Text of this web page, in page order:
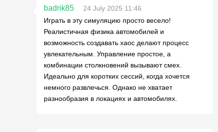
badrik85
24 July 2025 11:46
Играть в эту симуляцию просто весело!
Реалистичная физика автомобилей и
возможность создавать хаос делают процесс
увлекательным. Управление простое, а
комбинации столкновений вызывают смех.
Идеально для коротких сессий, когда хочется
немного развлечься. Однако не хватает
разнообразия в локациях и автомобилях.